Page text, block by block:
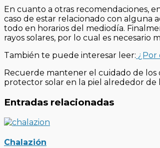
En cuanto a otras recomendaciones,
caso de estar relacionado con alguna
todo en horarios del mediodía.
rayos solares, por lo cual es necesario
También te puede interesar leer: ¿Por
Recuerde mantener el cuidado de los
protector solar en la piel alrededor de
Entradas relacionadas
Chalazión